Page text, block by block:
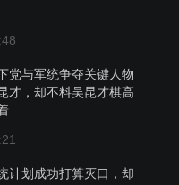
党与军统争夺关键人物
才，却不料吴昆才棋高
计划成功打算灭口，却